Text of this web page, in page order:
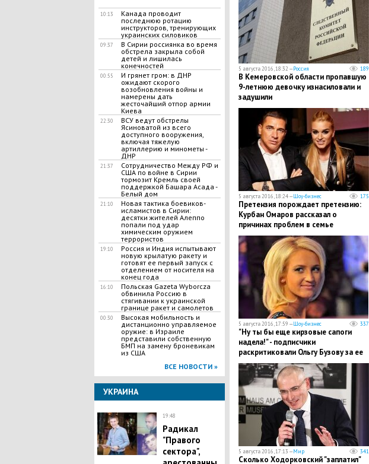
10:13
Канада проводит
последнюю ротацию
инструкторов, тренирующих
украинских силовиков
09:37
В Сирии россиянка во время
обстрела закрыла собой
детей и лишилась
конечностей
00:55
И грянет гром: в ДНР
ожидают скорого
возобновления войны и
намерены дать
жесточайший отпор армии
Киева
22:30
ВСУ ведут обстрелы
Ясиноватой из всего
доступного вооружения,
включая тяжелую
артиллерию и минометы -
ДНР
21:37
Сотрудничество Между РФ и
США по войне в Сирии
тормозит Кремль своей
поддержкой Башара Асада -
Белый дом
21:10
Новая тактика боевиков-
исламистов в Сирии:
десятки жителей Алеппо
попали под удар
химическим оружием
террористов
19:10
Россия и Индия испытывают
новую крылатую ракету и
готовят ее первый запуск с
отделением от носителя на
конец года
16:10
Польская Gazeta Wyborcza
обвинила Россию в
стягивании к украинской
границе ракет и самолетов
00:30
Высокая мобильность и
дистанционно управляемое
оружие: в Израиле
представили собственную
БМП на замену броневикам
из США
ВСЕ НОВОСТИ »
УКРАИНА
19:48
Радикал
"Правого
сектора",
5 августа 2016, 18:32 —Россия 189
В Кемеровской области пропавшую
9-летнюю девочку изнасиловали и
задушили
5 августа 2016, 18:24 —Шоу-бизнес 175
Претензия порождает претензию:
Курбан Омаров рассказал о
причинах проблем в семье
5 августа 2016, 17:59 —Шоу-бизнес 337
"Ну ты бы еще кирзовые сапоги
надела!" - подписчики
раскритиковали Ольгу Бузову за ее
обувь
5 августа 2016, 17:13 —Мир 341
Сколько Ходорковский "заплатил"